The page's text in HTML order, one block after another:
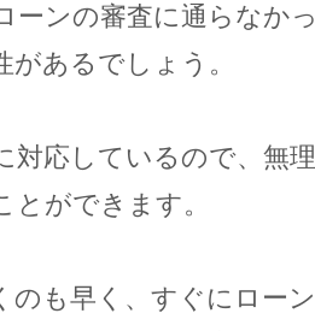
ーンの審査に通らなか
があるでしょう。
対応しているので、無
とができます。
のも早く、すぐにロー